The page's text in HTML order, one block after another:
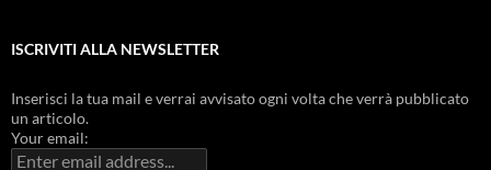
ISCRIVITI ALLA NEWSLETTER
Inserisci la tua mail e verrai avvisato ogni volta che verrà pubblicato
un articolo.
Your email: